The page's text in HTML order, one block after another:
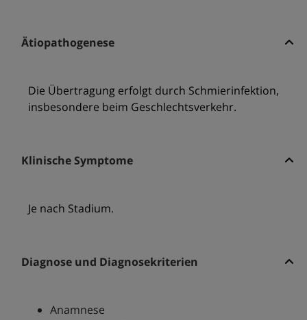
Ätiopathogenese
Die Übertragung erfolgt durch Schmierinfektion,
insbesondere beim Geschlechtsverkehr.
Klinische Symptome
Je nach Stadium.
Diagnose und Diagnosekriterien
Anamnese